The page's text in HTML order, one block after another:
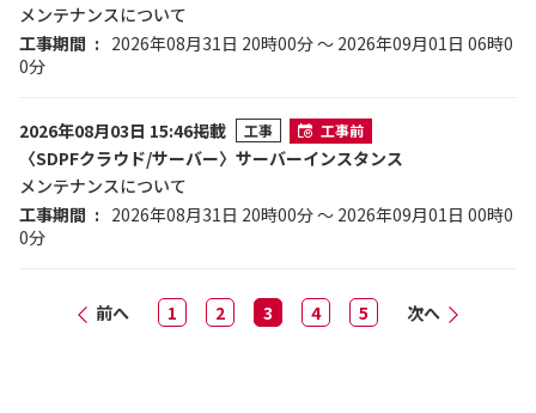
メンテナンスについて
工事期間
2026年08月31日 20時00分 ～ 2026年09月01日 06時0
0分
2026年08月03日 15:46掲載 工事 工事前
〈SDPFクラウド/サーバー〉サーバーインスタンス
メンテナンスについて
工事期間
2026年08月31日 20時00分 ～ 2026年09月01日 00時0
0分
前へ 1 2 3 4 5 次へ